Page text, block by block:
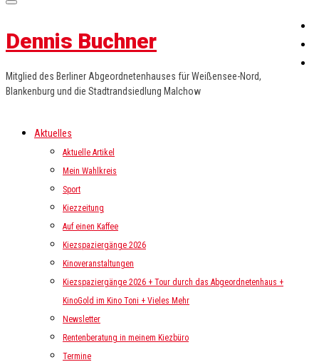
Dennis Buchner
Mitglied des Berliner Abgeordnetenhauses für Weißensee-Nord,
Blankenburg und die Stadtrandsiedlung Malchow
Aktuelles
Aktuelle Artikel
Mein Wahlkreis
Sport
Kiezzeitung
Auf einen Kaffee
Kiezspaziergänge 2026
Kinoveranstaltungen
Kiezspaziergänge 2026 + Tour durch das Abgeordnetenhaus +
KinoGold im Kino Toni + Vieles Mehr
Newsletter
Rentenberatung in meinem Kiezbüro
Termine